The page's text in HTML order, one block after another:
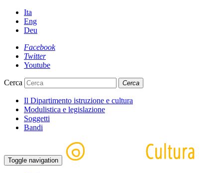
Ita
Eng
Deu
Facebook
Twitter
Youtube
Cerca Cerca
Il Dipartimento istruzione e cultura
Modulistica e legislazione
Soggetti
Bandi
Toggle navigation